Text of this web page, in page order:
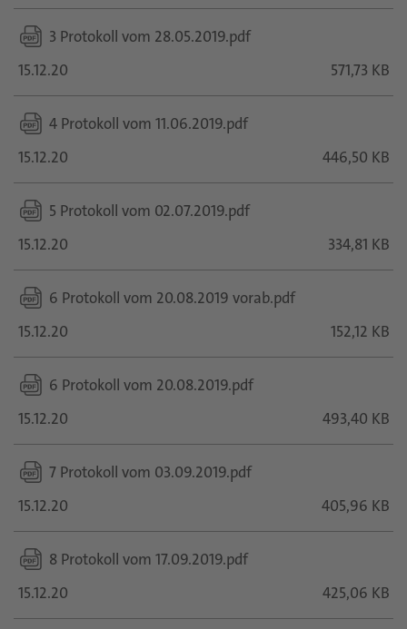
3 Protokoll vom 28.05.2019.pdf
15.12.20
571,73 KB
4 Protokoll vom 11.06.2019.pdf
15.12.20
446,50 KB
5 Protokoll vom 02.07.2019.pdf
15.12.20
334,81 KB
6 Protokoll vom 20.08.2019 vorab.pdf
15.12.20
152,12 KB
6 Protokoll vom 20.08.2019.pdf
15.12.20
493,40 KB
7 Protokoll vom 03.09.2019.pdf
15.12.20
405,96 KB
8 Protokoll vom 17.09.2019.pdf
15.12.20
425,06 KB